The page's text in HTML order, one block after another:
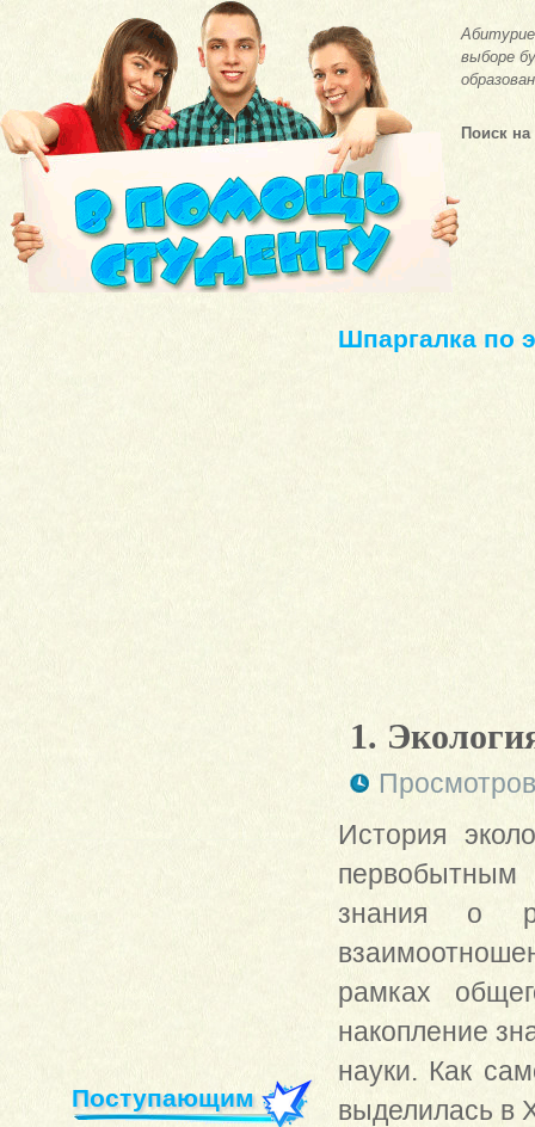
выборе
Поиск на
Поступающим
Шпаргалка по
1.
История
знания о
рамках
накопление
науки. Как
выделилась в